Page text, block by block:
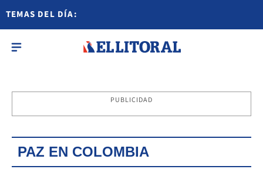
TEMAS DEL DÍA:
PUBLICIDAD
PAZ EN COLOMBIA